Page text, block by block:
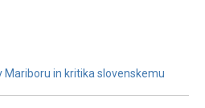
Mariboru in kritika slovenskemu